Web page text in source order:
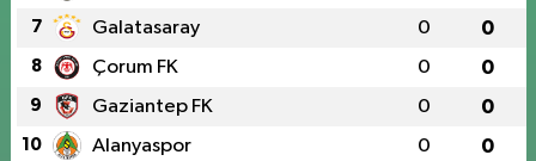
7 Galatasaray 0 0
8 Çorum FK 0 0
9 Gaziantep FK 0 0
10 Alanyaspor 0 0